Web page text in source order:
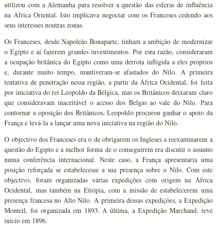
utilizou com a Alemanha para resolver a questão das esferas de influência
na África Oriental. Isto implicava negociar com os Franceses cedendo aos
seus interesses noutras zonas.
Os Franceses, desde Napoleão Bonaparte, tinham a ambição de modernizar
o Egipto e aí fazerem grandes investimentos. Por esta razão, consideraram
a ocupação britânica do Egipto como uma derrota infligida a eles próprios
e, durante muito tempo, mantiveram-se afastados do Nilo. A primeira
tentativa de penetração nessa região, a partir da África Ocidental, foi feita
por iniciativa do rei Leopoldo da Bélgica, mas os Britânicos deixaram claro
que consideravam inaceitável o acesso dos Belgas ao vale do Nilo. Para
contornar a oposição dos Britânicos, Leopoldo procurou ganhar o apoio da
França e levá-la a lançar uma nova iniciativa na região do Nilo.
O objectivo dos Franceses era o de obrigarem os Ingleses a reexaminarem a
questão do Egipto e a melhor forma de o conseguirem era discutir o assunto
numa conferência internacional. Neste caso, a França apresentaria uma
posição reforçada se estabelecesse a sua presença sobre o Nilo. Com este
objectivo, foram organizadas várias expedições com origem na África
Ocidental, mas também na Etiópia, com a missão de estabelecerem uma
presença francesa no Alto Nilo. A primeira dessas expedições, a Expedição
Monteil, foi organizada em 1893. A última, a Expedição Marchand, teve
início em 1896.